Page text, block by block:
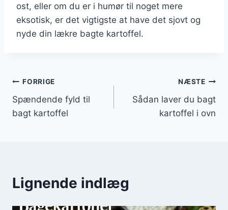
ost, eller om du er i humør til noget mere
eksotisk, er det vigtigste at have det sjovt og
nyde din lækre bagte kartoffel.
Indlægsnavigation
FORRIGE
Spændende fyld til
bagt kartoffel
NÆSTE
Sådan laver du bagt
kartoffel i ovn
Lignende indlæg